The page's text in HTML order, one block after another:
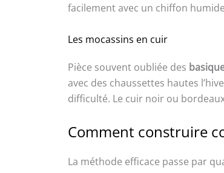
facilement avec un chiffon
Les mocassins en cuir
Pièce souvent oubliée des
avec des chaussettes hautes
difficulté. Le cuir noir ou
Comment construire
La méthode efficace passe par